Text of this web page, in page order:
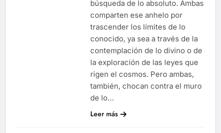
búsqueda de lo absoluto. Ambas
comparten ese anhelo por
trascender los límites de lo
conocido, ya sea a través de la
contemplación de lo divino o de
la exploración de las leyes que
rigen el cosmos. Pero ambas,
también, chocan contra el muro
de lo…
Leer más